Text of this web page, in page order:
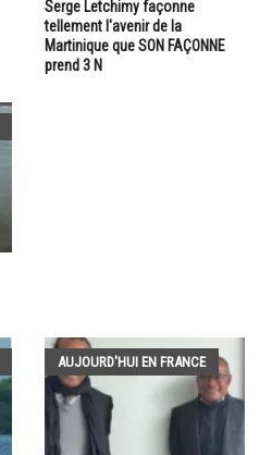
Serge Letchimy façonne
tellement l'avenir de la
Martinique que SON FAÇONNE
prend 3 N
AUJOURD'HUI EN FRANCE